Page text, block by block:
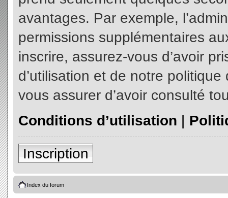
avantages. Par exemple,
permissions supplémentaires
inscrire, assurez-vous d’avoir
d’utilisation et de notre
vous assurer d’avoir consulté
Conditions d’utilisation |
Inscription
Index du forum